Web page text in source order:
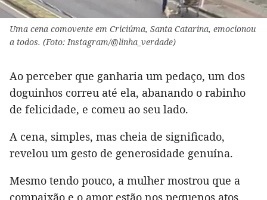
Uma cena comovente em Criciúma, Santa Catarina, emocionou
a todos. (Foto: Instagram/@linha_verdade)
Ao perceber que ganharia um pedaço, um dos
doguinhos correu até ela, abanando o rabinho
de felicidade, e comeu ao seu lado.
A cena, simples, mas cheia de significado,
revelou um gesto de generosidade genuína.
Mesmo tendo pouco, a mulher mostrou que a